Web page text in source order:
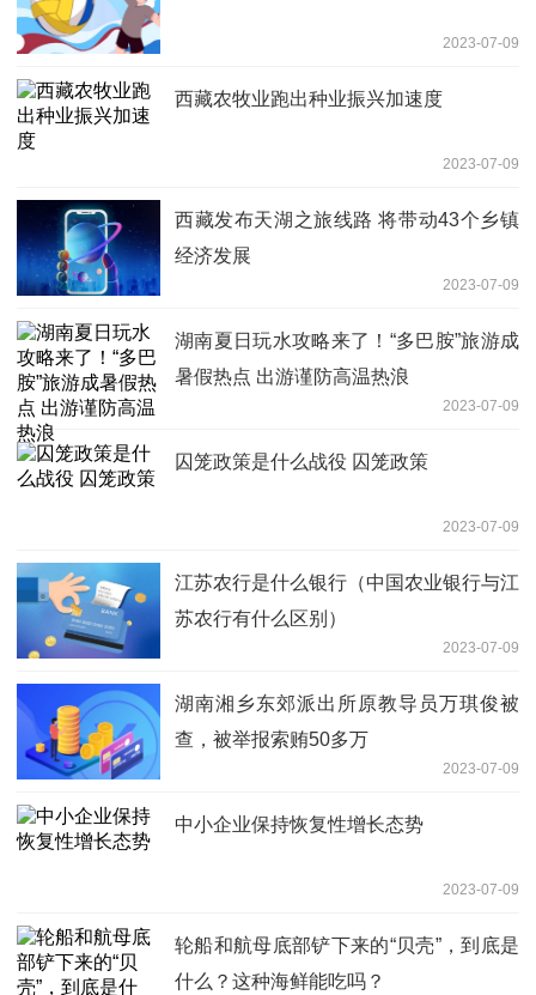
2023-07-09
西藏农牧业跑出种业振兴加速度
2023-07-09
西藏发布天湖之旅线路 将带动43个乡镇
经济发展
2023-07-09
湖南夏日玩水攻略来了！“多巴胺”旅游成
暑假热点 出游谨防高温热浪
2023-07-09
囚笼政策是什么战役 囚笼政策
2023-07-09
江苏农行是什么银行（中国农业银行与江
苏农行有什么区别）
2023-07-09
湖南湘乡东郊派出所原教导员万琪俊被
查，被举报索贿50多万
2023-07-09
中小企业保持恢复性增长态势
2023-07-09
轮船和航母底部铲下来的“贝壳”，到底是
什么？这种海鲜能吃吗？